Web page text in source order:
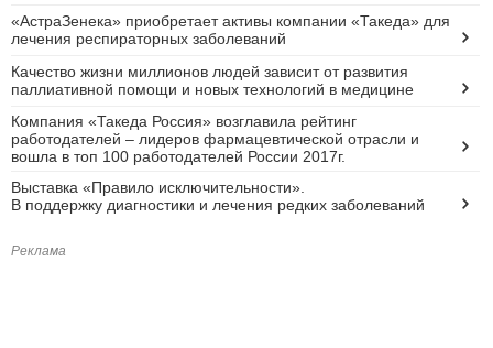
«АстраЗенека» приобретает активы компании «Такеда» для
лечения респираторных заболеваний
Качество жизни миллионов людей зависит от развития
паллиативной помощи и новых технологий в медицине
Компания «Такеда Россия» возглавила рейтинг
работодателей – лидеров фармацевтической отрасли и
вошла в топ 100 работодателей России 2017г.
Выставка «Правило исключительности».
В поддержку диагностики и лечения редких заболеваний
Реклама